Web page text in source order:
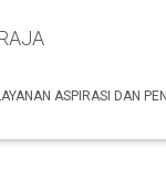
ASPIRASI DAN